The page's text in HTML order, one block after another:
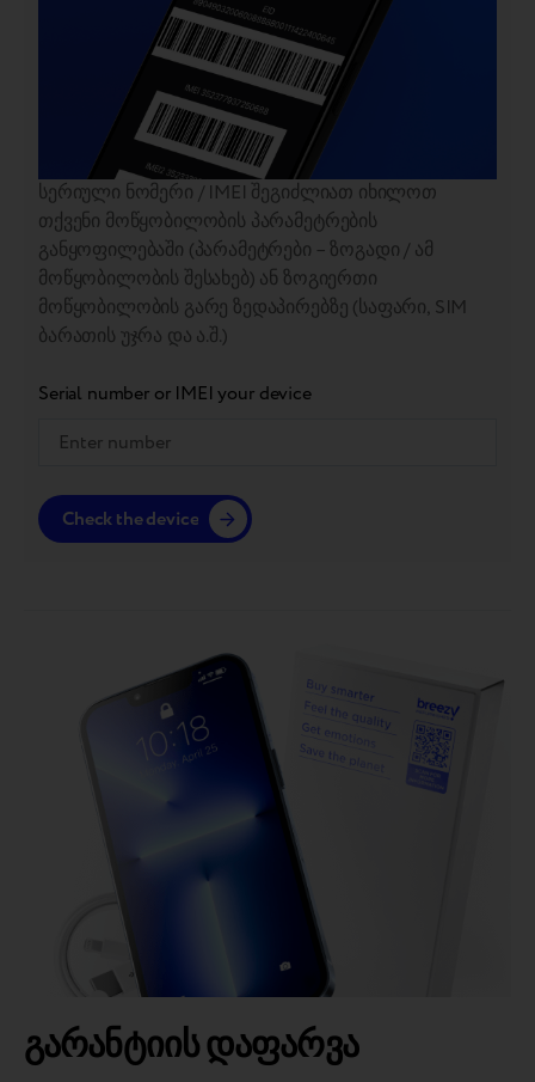
სერიული ნომერი / IMEI შეგიძლიათ იხილოთ
თქვენი მოწყობილობის პარამეტრების
განყოფილებაში (პარამეტრები – ზოგადი / ამ
მოწყობილობის შესახებ) ან ზოგიერთი
მოწყობილობის გარე ზედაპირებზე (საფარი, SIM
ბარათის უჯრა და ა.შ.)
Serial number or IMEI your device
Check the device
გარანტიის დაფარვა